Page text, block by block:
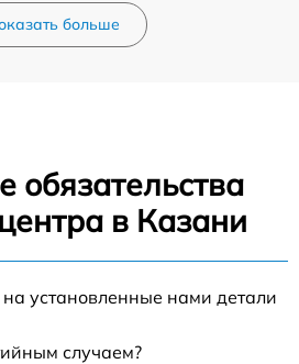
больше
обязательства
в Казани
на установленные нами детали
случаем?